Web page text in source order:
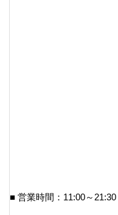
■ 営業時間：11:00～21:30